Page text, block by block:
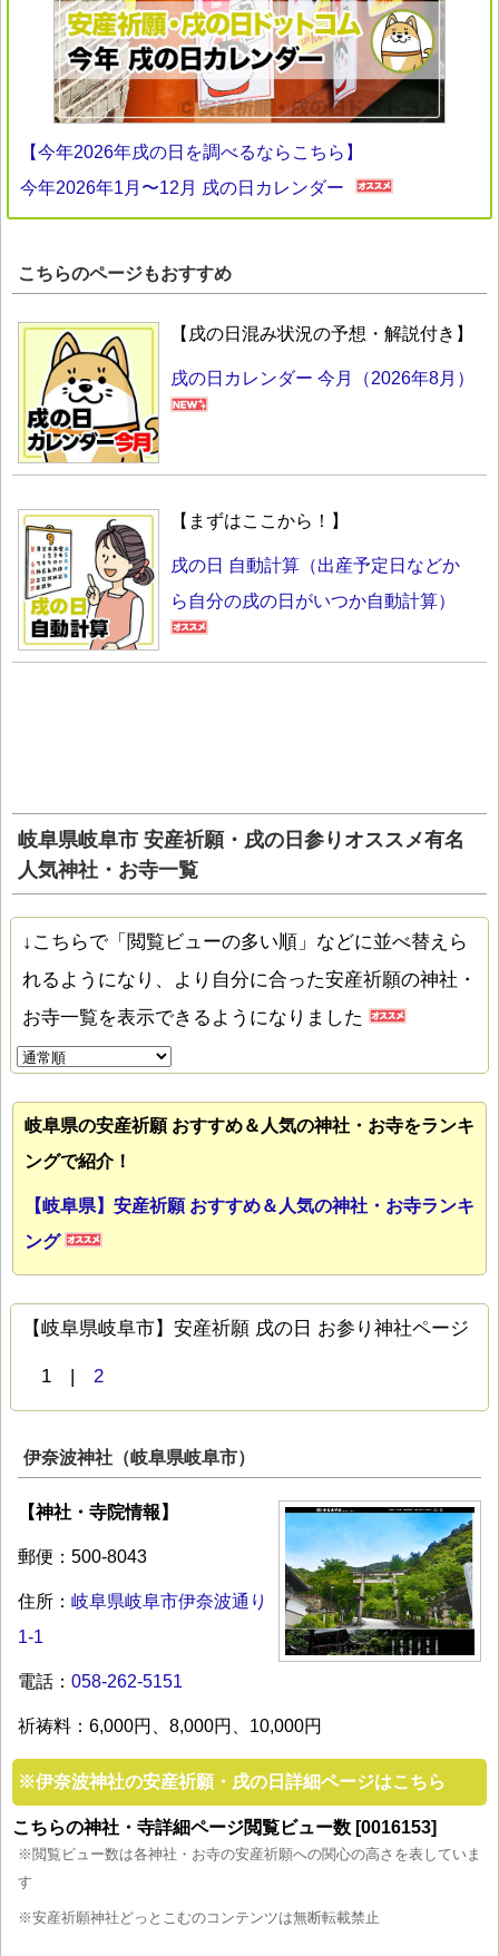
【今年2026年戌の日を調べるならこちら】
今年2026年1月〜12月 戌の日カレンダー
こちらのページもおすすめ
【戌の日混み状況の予想・解説付き】
戌の日カレンダー 今月（2026年8月）
【まずはここから！】
戌の日 自動計算（出産予定日などか
ら自分の戌の日がいつか自動計算）
岐阜県岐阜市 安産祈願・戌の日参りオススメ有名
人気神社・お寺一覧
↓こちらで「閲覧ビューの多い順」などに並べ替えら
れるようになり、より自分に合った安産祈願の神社・
お寺一覧を表示できるようになりました
岐阜県の安産祈願 おすすめ＆人気の神社・お寺をランキ
ングで紹介！
【岐阜県】安産祈願 おすすめ＆人気の神社・お寺ランキ
ング
【岐阜県岐阜市】安産祈願 戌の日 お参り神社ページ
1 | 2
伊奈波神社（岐阜県岐阜市）
【神社・寺院情報】
郵便：500-8043
住所： 岐阜県岐阜市伊奈波通り
1-1
電話： 058-262-5151
祈祷料：6,000円、8,000円、10,000円
※伊奈波神社の安産祈願・戌の日詳細ページはこちら
こちらの神社・寺詳細ページ閲覧ビュー数 [0016153]
※閲覧ビュー数は各神社・お寺の安産祈願への関心の高さを表していま
す
※安産祈願神社どっとこむのコンテンツは無断転載禁止